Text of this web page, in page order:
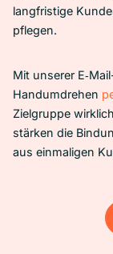
langfristige
pflegen.
Mit unserer
Handumdrehen
Zielgruppe
stärken die
aus einmaligen